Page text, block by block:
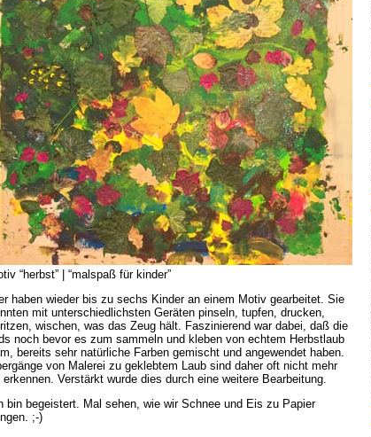
“herbst” | “malspaß für kinder”
haben wieder bis zu sechs Kinder an einem Motiv gearbeitet. Sie
mit unterschiedlichsten Geräten pinseln, tupfen, drucken,
wischen, was das Zeug hält. Faszinierend war dabei, daß die
noch bevor es zum sammeln und kleben von echtem Herbstlaub
bereits sehr natürliche Farben gemischt und angewendet haben.
von Malerei zu geklebtem Laub sind daher oft nicht mehr
erkennen. Verstärkt wurde dies durch eine weitere Bearbeitung.
bin begeistert. Mal sehen, wie wir Schnee und Eis zu Papier
;-)